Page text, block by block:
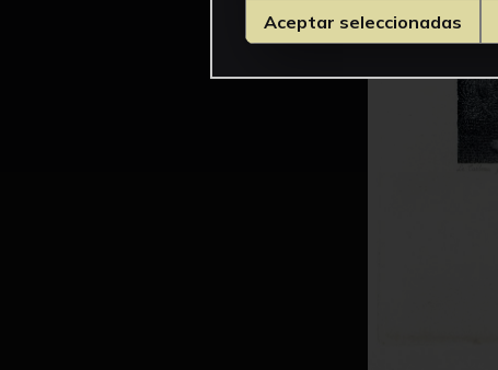
Aceptar seleccionadas